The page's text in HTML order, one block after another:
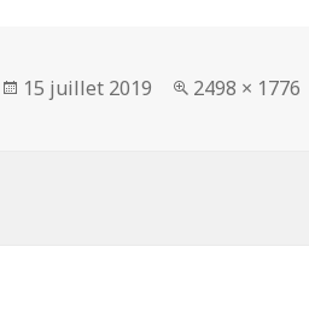
Publié
15 juillet 2019
Taille
2498 × 1776